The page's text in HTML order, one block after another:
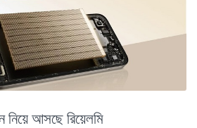
নিয়ে আসছে রিয়েলমি